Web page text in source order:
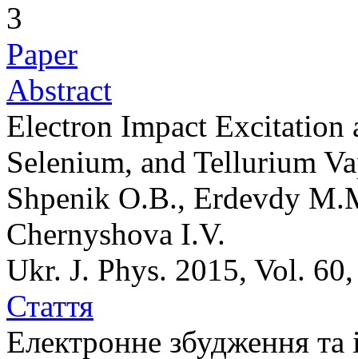
3
Paper
Abstract
Electron Impact
Selenium, and Tellurium
Shpenik O.B., Erdevdy
Chernyshova I.V.
Ukr. J. Phys. 2015, Vol.
Стаття
Електронне збудження та